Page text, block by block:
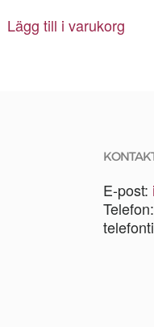
Lägg till i varukorg
E-post: